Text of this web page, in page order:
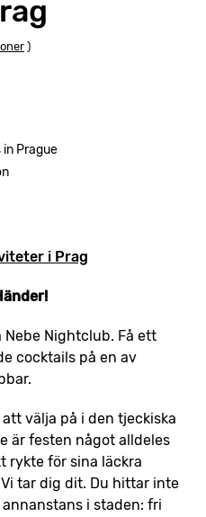
)
Prague
i Prag
Nebe Nightclub. Få ett
cocktails på en av
välja på i den tjeckiska
är festen något alldeles
rykte för sina läckra
tar dig dit. Du hittar inte
i staden: fri